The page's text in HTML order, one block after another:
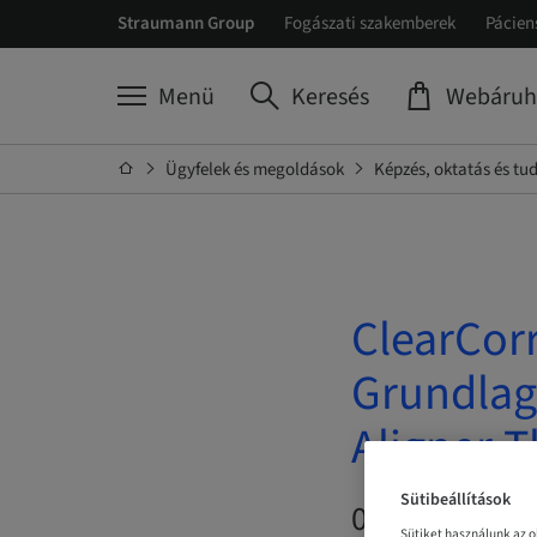
Straumann Group Fogászati szakemberek
Menü Keresés
Ügyfelek és megoldások Képzés, oktatás és
Aligner-
07. okt.Sütibeállítások